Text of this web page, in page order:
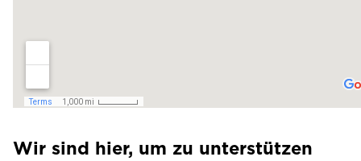
Wir sind hier, um zu unterstützen